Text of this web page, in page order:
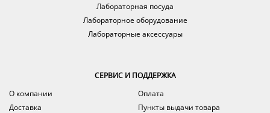
Лабораторная посуда
Лабораторное оборудование
Лабораторные аксессуары
СЕРВИС И ПОДДЕРЖКА
О компании
Оплата
Доставка
Пункты выдачи товара